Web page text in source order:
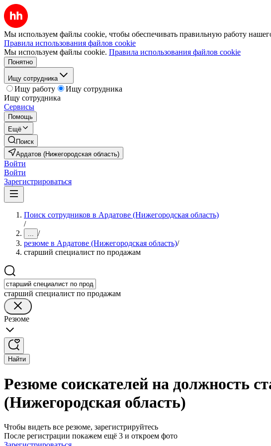
Мы используем файлы cookie, чтобы обеспечивать правильную работу
Правила использования файлов cookie
Мы используем файлы cookie. Правила использования файлов cookie
Понятно
Ищу сотрудника
Ищу работу
Ищу сотрудника
Ищу сотрудника
Сервисы
Помощь
Ещё
Поиск
Ардатов (Нижегородская область)
Войти
Войти
Зарегистрироваться
Поиск сотрудников в Ардатове (Нижегородская область)
/
... /
резюме в Ардатове (Нижегородская область)/
старший специалист по продажам
старший специалист по продажам
Резюме
Найти
Резюме соискателей на должность
(Нижегородская область)
Чтобы видеть все резюме, зарегистрируйтесь
После регистрации покажем ещё 3 и откроем фото